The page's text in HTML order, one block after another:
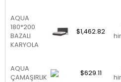
AQUA
180*200
BAZALI
KARYOLA
$1,462.82
AQUA
ÇAMAŞIRLIK
$629.11